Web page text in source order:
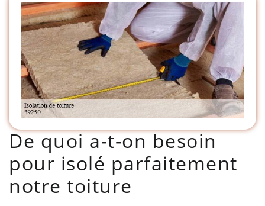
De quoi a-t-on besoin
pour isolé parfaitement
notre toiture